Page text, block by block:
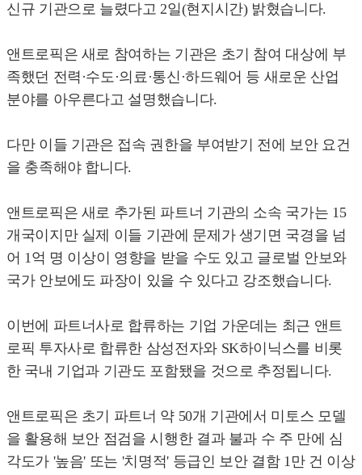
신규 기관으로 늘렸다고 2일(현지시간) 밝혔습니다.
앤트로픽은 새로 참여하는 기관은 초기 참여 대상에 부
족했던 전력·수도·의료·통신·하드웨어 등 새로운 산업
분야를 아우른다고 설명했습니다.
다만 이들 기관은 접속 권한을 부여받기 전에 보안 요건
을 충족해야 합니다.
앤트로픽은 새로 추가된 파트너 기관의 소속 국가는 15
개국이지만 실제 이들 기관에 문제가 생기면 국경을 넘
어 1억 명 이상이 영향을 받을 수도 있고 글로벌 안보와
국가 안보에도 파장이 있을 수 있다고 강조했습니다.
이번에 파트너사로 합류하는 기업 가운데는 최근 앤트
로픽 투자사로 합류한 삼성전자와 SK하이닉스를 비롯
한 국내 기업과 기관도 포함됐을 것으로 추정됩니다.
앤트로픽은 초기 파트너 약 50개 기관에서 미토스 모델
을 활용해 보안 점검을 시행한 결과 불과 수 주 만에 심
각도가 '높음' 또는 '치명적' 등급인 보안 결함 1만 건 이상